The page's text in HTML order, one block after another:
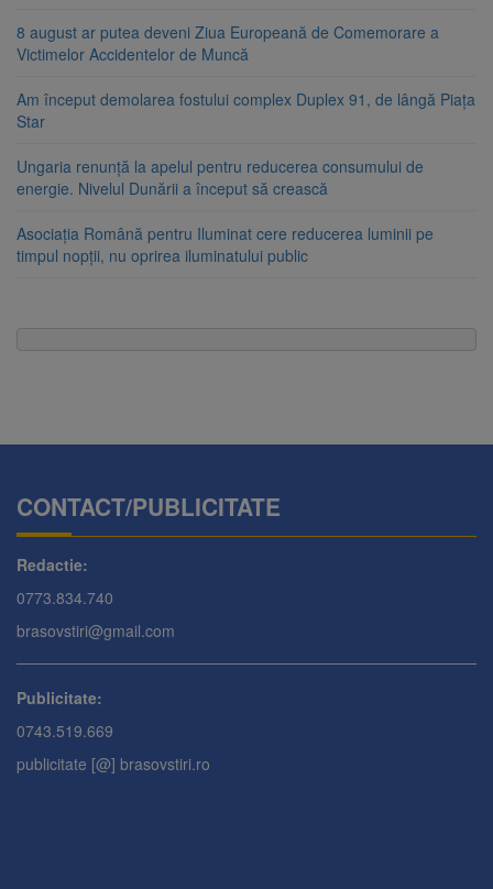
8 august ar putea deveni Ziua Europeană de Comemorare a
Victimelor Accidentelor de Muncă
Am început demolarea fostului complex Duplex 91, de lângă Piața
Star
Ungaria renunță la apelul pentru reducerea consumului de
energie. Nivelul Dunării a început să crească
Asociația Română pentru Iluminat cere reducerea luminii pe
timpul nopții, nu oprirea iluminatului public
CONTACT/PUBLICITATE
Redactie:
0773.834.740
brasovstiri@gmail.com
Publicitate:
0743.519.669
publicitate [@] brasovstiri.ro